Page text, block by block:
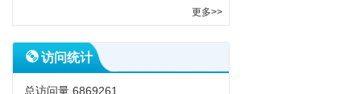
更多>>
访问统计
总访问量 6869261